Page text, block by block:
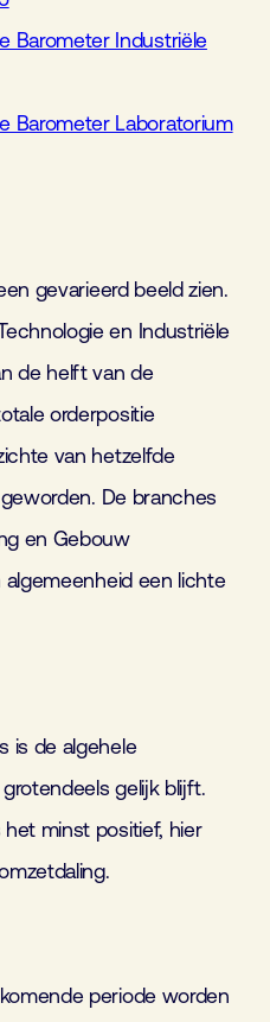
Barometer Industriële
Barometer Laboratorium
gevarieerd beeld zien.
en Industriële
de helft van de
orderpositie
van hetzelfde
De branches
en Gebouw
een lichte
is de algehele
gelijk blijft.
minst positief, hier
periode worden